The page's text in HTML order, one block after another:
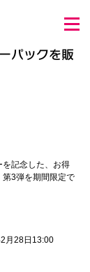
パックを販
を記念した、お得
3弾を期間限定で
月28日13:00